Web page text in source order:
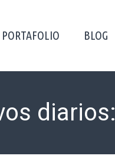
PORTAFOLIO BLOG
diarios: